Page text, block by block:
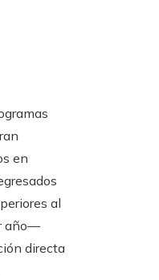
en
al
año—
directa